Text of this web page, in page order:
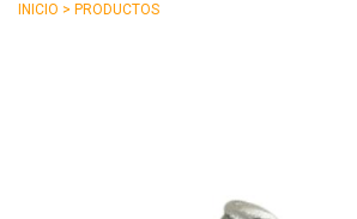
INICIO > PRODUCTOS